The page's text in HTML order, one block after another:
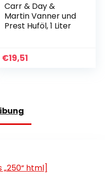
Carr & Day &
Martin Vanner und
Prest Huföl, 1 Liter
€19,51
html]